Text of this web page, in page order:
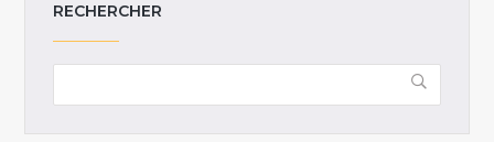
RECHERCHER